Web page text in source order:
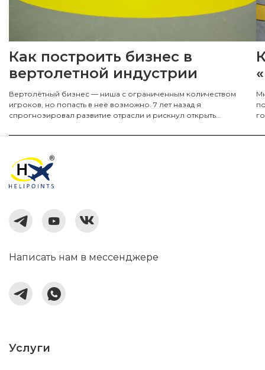
Как построить бизнес в
вертолетной индустрии
Вертолётный бизнес — ниша с ограниченным количеством
игроков, но попасть в неё возможно. 7 лет назад я
спрогнозировал развитие отрасли и рискнул открыть
и строительстве посадочных площадок для вертолётов. Делюсь
Написать нам в мессенджере
Услуги